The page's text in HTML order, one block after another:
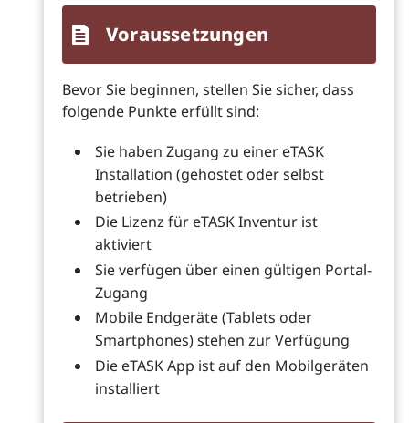
Voraussetzungen
Bevor Sie beginnen, stellen Sie sicher, dass
folgende Punkte erfüllt sind:
Sie haben Zugang zu einer eTASK
Installation (gehostet oder selbst
betrieben)
Die Lizenz für eTASK Inventur ist
aktiviert
Sie verfügen über einen gültigen Portal-
Zugang
Mobile Endgeräte (Tablets oder
Smartphones) stehen zur Verfügung
Die eTASK App ist auf den Mobilgeräten
installiert